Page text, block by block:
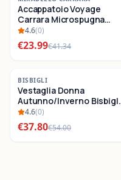
SALDI
Accappatoio Voyage
Carrara Microspugna
Cotone
4.6(0)
€23.99€41.34
-30 %
SALDI
BISBIGLI
Vestaglia Donna
Autunno/Inverno Bisbigli
BO288632
4.6(0)
€37.80€54.00